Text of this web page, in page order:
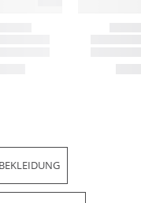
BEKLEIDUNG